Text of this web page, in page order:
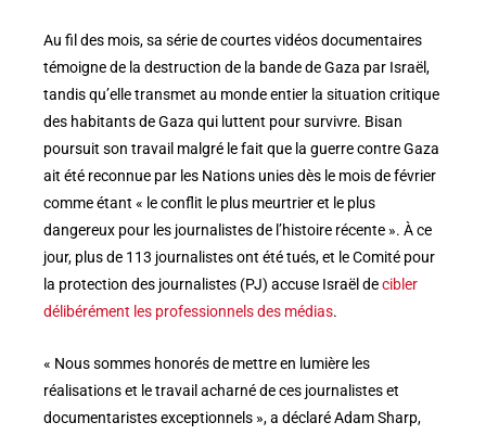
Au fil des mois, sa série de courtes vidéos documentaires
témoigne de la destruction de la bande de Gaza par Israël,
tandis qu’elle transmet au monde entier la situation critique
des habitants de Gaza qui luttent pour survivre. Bisan
poursuit son travail malgré le fait que la guerre contre Gaza
ait été reconnue par les Nations unies dès le mois de février
comme étant « le conflit le plus meurtrier et le plus
dangereux pour les journalistes de l’histoire récente ». À ce
jour, plus de 113 journalistes ont été tués, et le Comité pour
la protection des journalistes (PJ) accuse Israël decibler
délibérément les professionnels des médias.
« Nous sommes honorés de mettre en lumière les
réalisations et le travail acharné de ces journalistes et
documentaristes exceptionnels », a déclaré Adam Sharp,